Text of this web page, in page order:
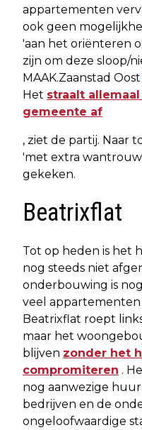
appartementen
ook geen
'aan het oriënteren
zijn om deze sloop/
MAAK.Zaanstad Oost
Het straalt
gemeente af
, ziet de partij. Naar
'met extra
gekeken.
Beatrixflat
Tot op heden is het
nog steeds niet
onderbouwing is
veel
Beatrixflat roept
maar het
blijven zonder het
compromiteren .
nog aanwezige
bedrijven en de
ongeloofwaardige